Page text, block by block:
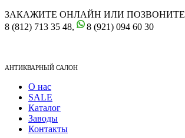
ЗАКАЖИТЕ ОНЛАЙН ИЛИ ПОЗВОНИТЕ
8 (812) 713 35 48,
8 (921) 094 60 30
АНТИКВАРНЫЙ САЛОН
О нас
SALE
Каталог
Заводы
Контакты